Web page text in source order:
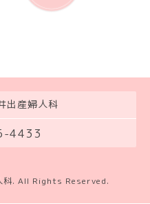
産婦人科
4433
科. All Rights Reserved.